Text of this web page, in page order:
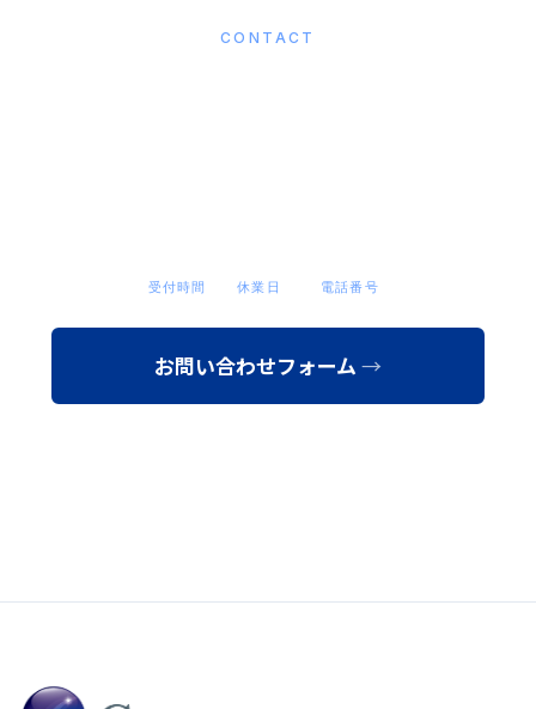
CONTACT
受付時間 休業日 電話番号
お問い合わせフォーム